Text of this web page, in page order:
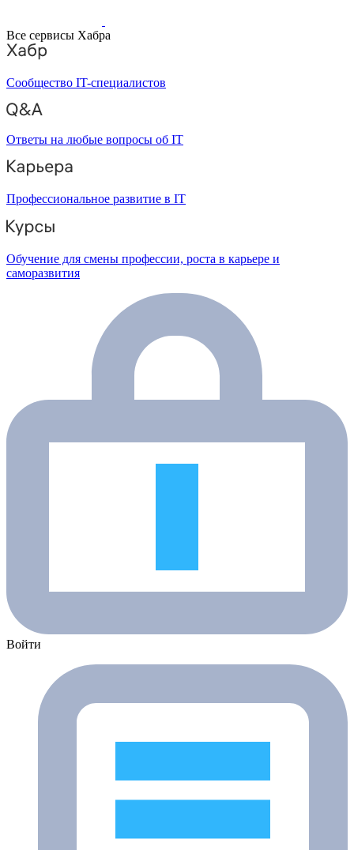
Все сервисы Хабра
Сообщество IT-специалистов
Ответы на любые вопросы об IT
Профессиональное развитие в IT
Обучение для смены профессии, роста в карьере и
саморазвития
Войти